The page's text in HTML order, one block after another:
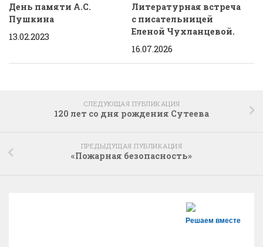
День памяти А.С.
Пушкина
13.02.2023
Литературная встреча
с писательницей
Еленой Чухланцевой.
16.07.2026
СЛЕДУЮЩАЯ ПУБЛИКАЦИЯ
120 лет со дня рождения Сутеева
ПРЕДЫДУЩАЯ ПУБЛИКАЦИЯ
«Пожарная безопасность»
Решаем вместе